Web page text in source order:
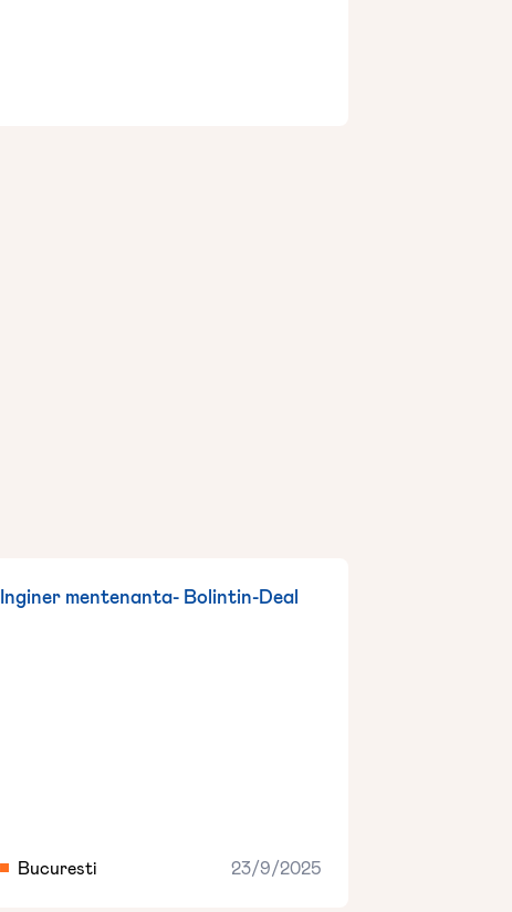
Inginer mentenanta- Bolintin-Deal
Bucuresti 23/9/2025